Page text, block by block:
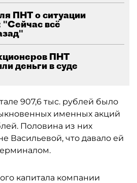
ПНТ о ситуации
"Сейчас всё
ПНТ
деньги в суде
907,6 тыс. рублей было
именных акций
Половина из них
Васильевой, что давало ей
капитала компании